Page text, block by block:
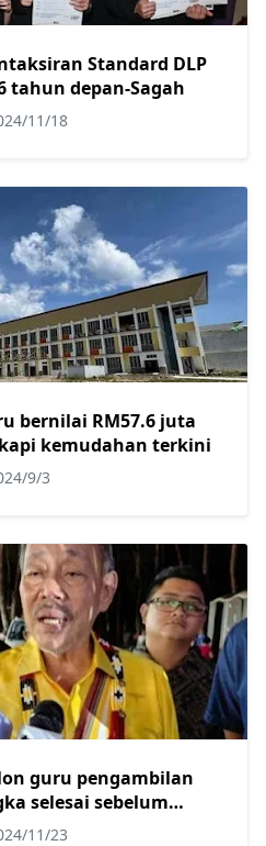
Standard DLP
tahun depan-Sagah
11/18
bernilai RM57.6 juta
kemudahan terkini
9/3
guru pengambilan
selesai sebelum
11/23